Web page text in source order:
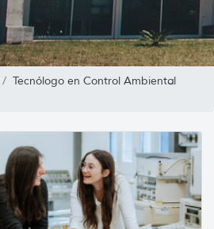
Tecnólogo en Control Ambiental